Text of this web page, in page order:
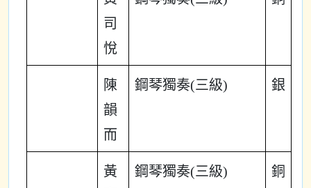
司
悅
陳
韻
而
鋼琴獨奏(三級) 銀
黃
鋼琴獨奏(三級) 銅